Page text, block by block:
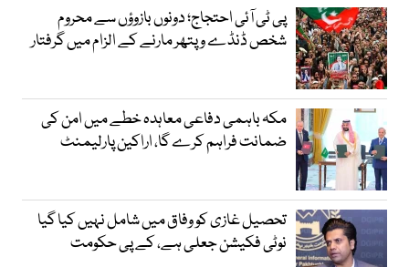
پی ٹی آئی احتجاج؛ دونوں بازوؤں سے محروم
شخص ڈنڈے و پتھر مارنے کے الزام میں گرفتار
مکہ باہمی دفاعی معاہدہ خطے میں امن کی
ضمانت فراہم کرے گا، اراکین پارلیمنٹ
تحصیل غازی کو وفاق میں شامل نہیں کیا گیا
نوٹی فکیشن جعلی ہے، کے پی حکومت